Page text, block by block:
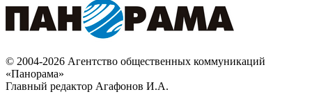
© 2004-2026 Агентство общественных коммуникаций
«Панорама»
Главный редактор Агафонов И.А.